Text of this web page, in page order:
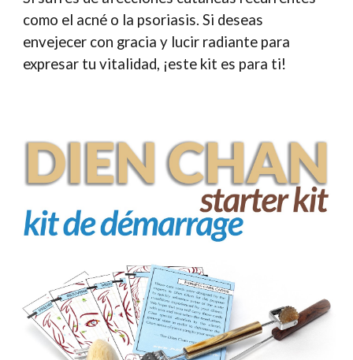
como el acné o la psoriasis. Si deseas
envejecer con gracia y lucir radiante para
expresar tu vitalidad, ¡este kit es para ti!